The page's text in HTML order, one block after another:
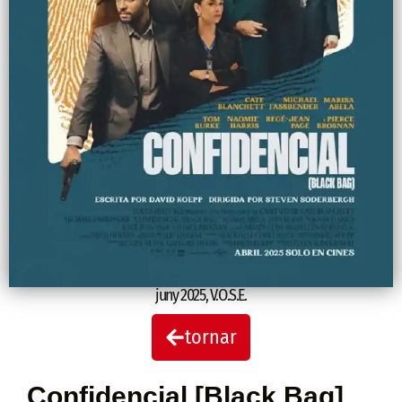
juny 2025,V.O.S.E.
tornar
Confidencial [Black Bag]